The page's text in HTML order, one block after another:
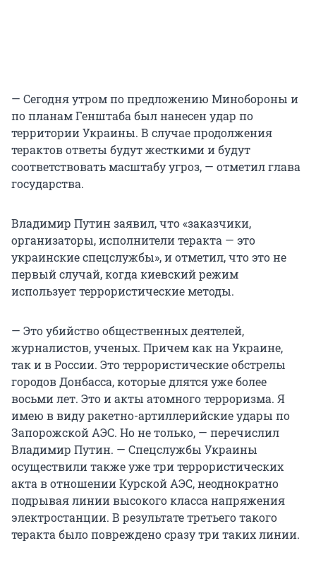
— Сегодня утром по предложению Минобороны и
по планам Генштаба был нанесен удар по
территории Украины. В случае продолжения
терактов ответы будут жесткими и будут
соответствовать масштабу угроз, — отметил глава
государства.
Владимир Путин заявил, что «заказчики,
организаторы, исполнители теракта — это
украинские спецслужбы», и отметил, что это не
первый случай, когда киевский режим
использует террористические методы.
— Это убийство общественных деятелей,
журналистов, ученых. Причем как на Украине,
так и в России. Это террористические обстрелы
городов Донбасса, которые длятся уже более
восьми лет. Это и акты атомного терроризма. Я
имею в виду ракетно-артиллерийские удары по
Запорожской АЭС. Но не только, — перечислил
Владимир Путин. — Спецслужбы Украины
осуществили также уже три террористических
акта в отношении Курской АЭС, неоднократно
подрывая линии высокого класса напряжения
электростанции. В результате третьего такого
теракта было повреждено сразу три таких линии.